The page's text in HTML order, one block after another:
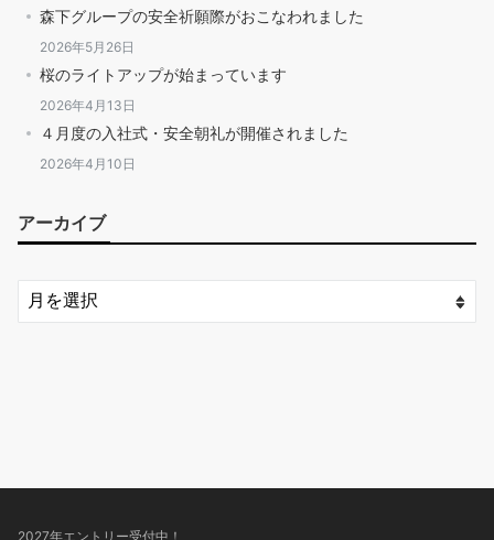
森下グループの安全祈願際がおこなわれました
2026年5月26日
桜のライトアップが始まっています
2026年4月13日
４月度の入社式・安全朝礼が開催されました
2026年4月10日
アーカイブ
2027年エントリー受付中！